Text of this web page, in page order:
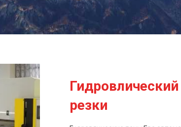
резки